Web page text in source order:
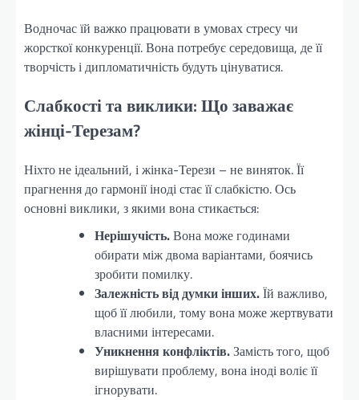
Водночас їй важко працювати в умовах стресу чи
жорсткої конкуренції. Вона потребує середовища, де її
творчість і дипломатичність будуть цінуватися.
Слабкості та виклики: Що заважає
жінці-Терезам?
Ніхто не ідеальний, і жінка-Терези – не виняток. Її
прагнення до гармонії іноді стає її слабкістю. Ось
основні виклики, з якими вона стикається:
Нерішучість.Вона може годинами
обирати між двома варіантами, боячись
зробити помилку.
Залежність від думки інших.Їй важливо,
щоб її любили, тому вона може жертвувати
власними інтересами.
Уникнення конфліктів.Замість того, щоб
вирішувати проблему, вона іноді воліє її
ігнорувати.